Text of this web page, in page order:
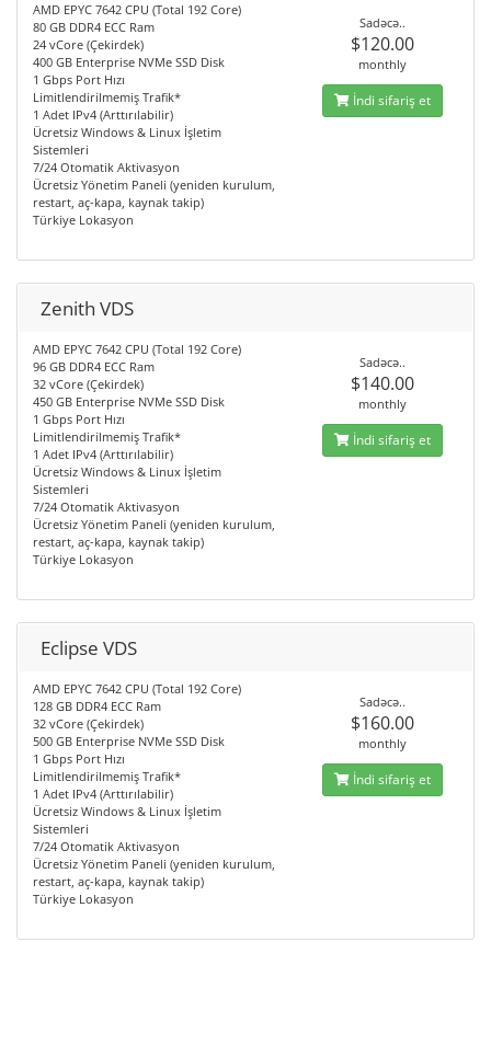
AMD EPYC 7642 CPU (Total 192 Core)
80 GB DDR4 ECC Ram
24 vCore (Çekirdek)
400 GB Enterprise NVMe SSD Disk
1 Gbps Port Hızı
Limitlendirilmemiş Trafik*
1 Adet IPv4 (Arttırılabilir)
Ücretsiz Windows & Linux İşletim
Sistemleri
7/24 Otomatik Aktivasyon
Ücretsiz Yönetim Paneli (yeniden kurulum,
restart, aç-kapa, kaynak takip)
Türkiye Lokasyon
Sadəcə..
$120.00
monthly
İndi sifariş et
Zenith VDS
AMD EPYC 7642 CPU (Total 192 Core)
96 GB DDR4 ECC Ram
32 vCore (Çekirdek)
450 GB Enterprise NVMe SSD Disk
1 Gbps Port Hızı
Limitlendirilmemiş Trafik*
1 Adet IPv4 (Arttırılabilir)
Ücretsiz Windows & Linux İşletim
Sistemleri
7/24 Otomatik Aktivasyon
Ücretsiz Yönetim Paneli (yeniden kurulum,
restart, aç-kapa, kaynak takip)
Türkiye Lokasyon
Sadəcə..
$140.00
monthly
İndi sifariş et
Eclipse VDS
AMD EPYC 7642 CPU (Total 192 Core)
128 GB DDR4 ECC Ram
32 vCore (Çekirdek)
500 GB Enterprise NVMe SSD Disk
1 Gbps Port Hızı
Limitlendirilmemiş Trafik*
1 Adet IPv4 (Arttırılabilir)
Ücretsiz Windows & Linux İşletim
Sistemleri
7/24 Otomatik Aktivasyon
Ücretsiz Yönetim Paneli (yeniden kurulum,
restart, aç-kapa, kaynak takip)
Türkiye Lokasyon
Sadəcə..
$160.00
monthly
İndi sifariş et